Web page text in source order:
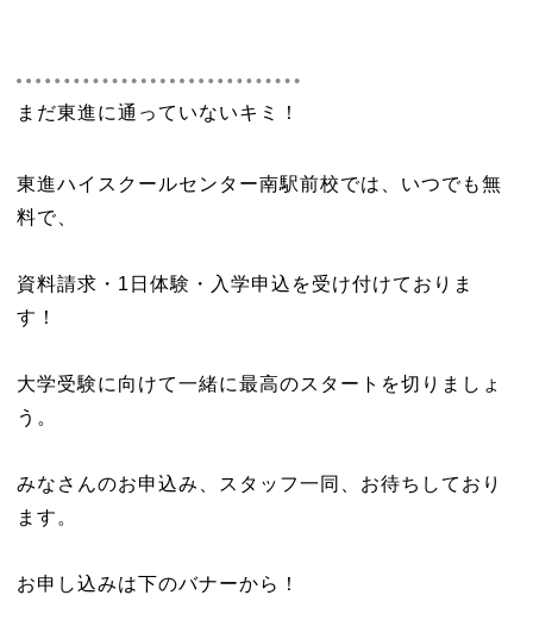
まだ東進に通っていないキミ！
東進ハイスクールセンター南駅前校では、いつでも無
料で、
資料請求・1日体験・入学申込を受け付けておりま
す！
大学受験に向けて一緒に最高のスタートを切りましょ
う。
みなさんのお申込み、スタッフ一同、お待ちしており
ます。
お申し込みは下のバナーから！